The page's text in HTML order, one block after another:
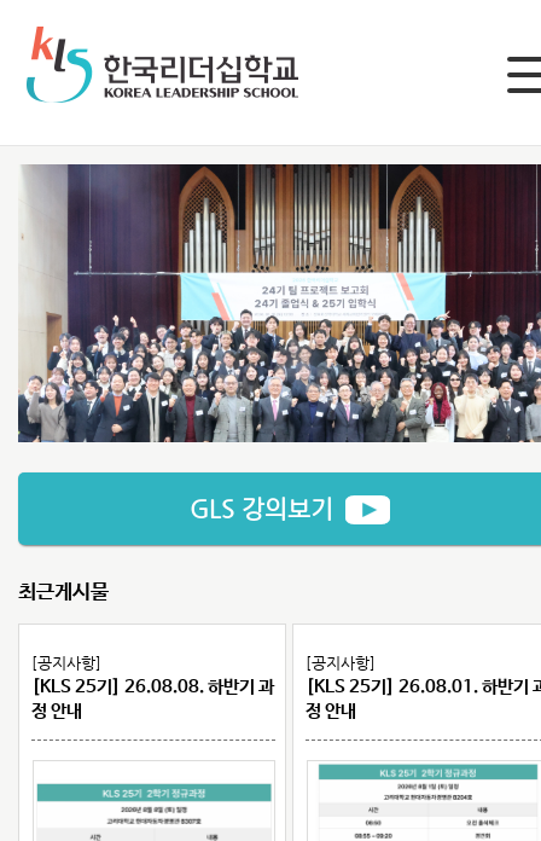
LOGIN
로그인
회원가입
한국리더십학교 소개
입학안내
비전 기도문 연혁
공지사항
GLS 강의보기
최근게시물
[공지사항]
[KLS 25기] 26.08.08. 하반기 과
정 안내
[공지사항]
[KLS 25기] 26.08.01. 하반기
정 안내